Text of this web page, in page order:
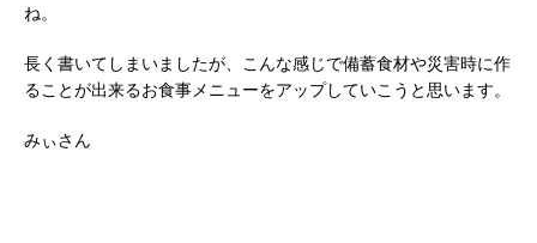
ね。
長く書いてしまいましたが、こんな感じで備蓄食材や災害時に作
ることが出来るお食事メニューをアップしていこうと思います。
みぃさん